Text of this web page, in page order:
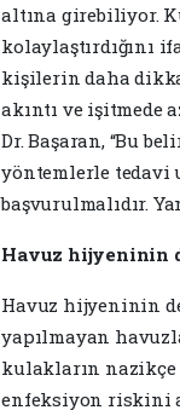
altına girebiliyor.
kolaylaştırdığını
kişilerin daha
akıntı ve işitmede
Dr. Başaran, “Bu
yöntemlerle tedavi
başvurulmalıdır.
Havuz hijyeninin
Havuz hijyeninin de
yapılmayan
kulakların nazikçe
enfeksiyon riskini